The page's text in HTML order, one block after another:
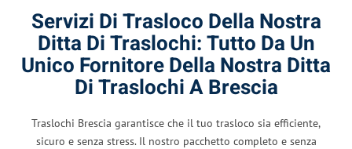
Servizi Di Trasloco Della Nostra
Ditta Di Traslochi: Tutto Da Un
Unico Fornitore Della Nostra Ditta
Di Traslochi A Brescia
Traslochi Brescia garantisce che il tuo trasloco sia efficiente,
sicuro e senza stress. Il nostro pacchetto completo e senza